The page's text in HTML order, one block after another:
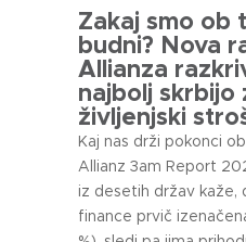
Zakaj smo ob
budni? Nova
Allianza
najbolj skrbijo
življenjski
Kaj nas drži pokonci
Allianz 3am Report
iz desetih držav kaže,
finance prvič